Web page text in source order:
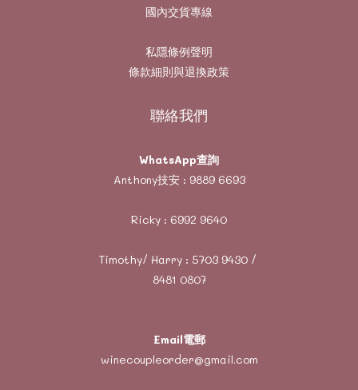
國內交貨專線
私隱條例聲明
條款細則與退換政策
聯絡我們
WhatsApp查詢
Anthony技安 : 9889 6693
Ricky : 6992 9640
Timothy/ Harry : 5703 9430/
8481 0807
Email電郵
winecoupleorder@gmail.com